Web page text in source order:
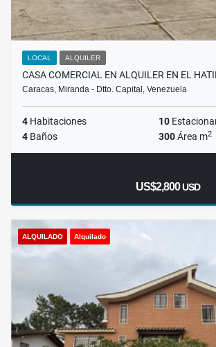
LOCAL ALQUILER
CASA COMERCIAL EN ALQUILER EN EL
Caracas, Miranda - Dtto. Capital, Venezuela
4 Habitaciones 10
4 Baños 300Área m2
US$2,800USD
ALQUILADO Alquilado